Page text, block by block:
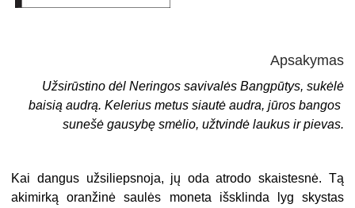
Apsakymas
Užsirūstino dėl Neringos savivalės Bangpūtys, sukėlė
baisią audrą. Kelerius metus siautė audra, jūros bangos
sunešė gausybę smėlio, užtvindė laukus ir pievas.
Kai dangus užsiliepsnoja, jų oda atrodo skaistesnė. Tą
akimirką oranžinė saulės moneta išsklinda lyg skystas